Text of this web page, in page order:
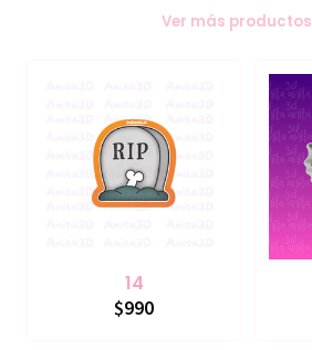
Ver más productos
14
$990